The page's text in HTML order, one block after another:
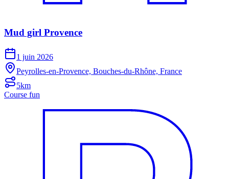
Mud girl Provence
1 juin 2026
Peyrolles-en-Provence, Bouches-du-Rhône, France
5km
Course fun